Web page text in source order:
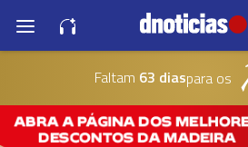
Faltam 63 diaspara os